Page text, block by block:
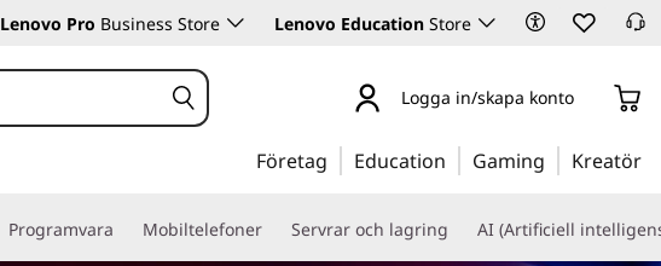
Lenovo Pro Business Store Lenovo Education Store
Logga in/skapa konto
Företag Education Gaming Kreatör
Programvara Mobiltelefoner Servrar och lagring AI (Artificiell